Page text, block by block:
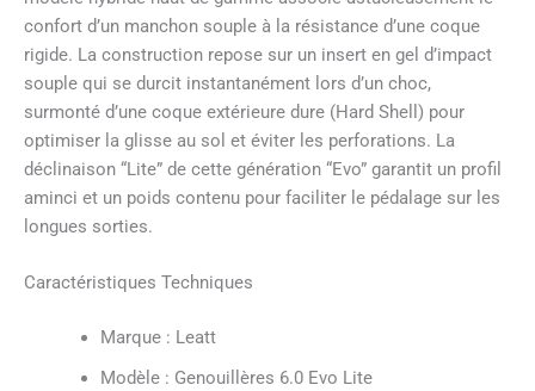
confort d’un manchon souple à la résistance d’une coque
rigide. La construction repose sur un insert en gel d’impact
souple qui se durcit instantanément lors d’un choc,
surmonté d’une coque extérieure dure (Hard Shell) pour
optimiser la glisse au sol et éviter les perforations. La
déclinaison “Lite” de cette génération “Evo” garantit un profil
aminci et un poids contenu pour faciliter le pédalage sur les
longues sorties.
Caractéristiques Techniques
Marque : Leatt
Modèle : Genouillères 6.0 Evo Lite